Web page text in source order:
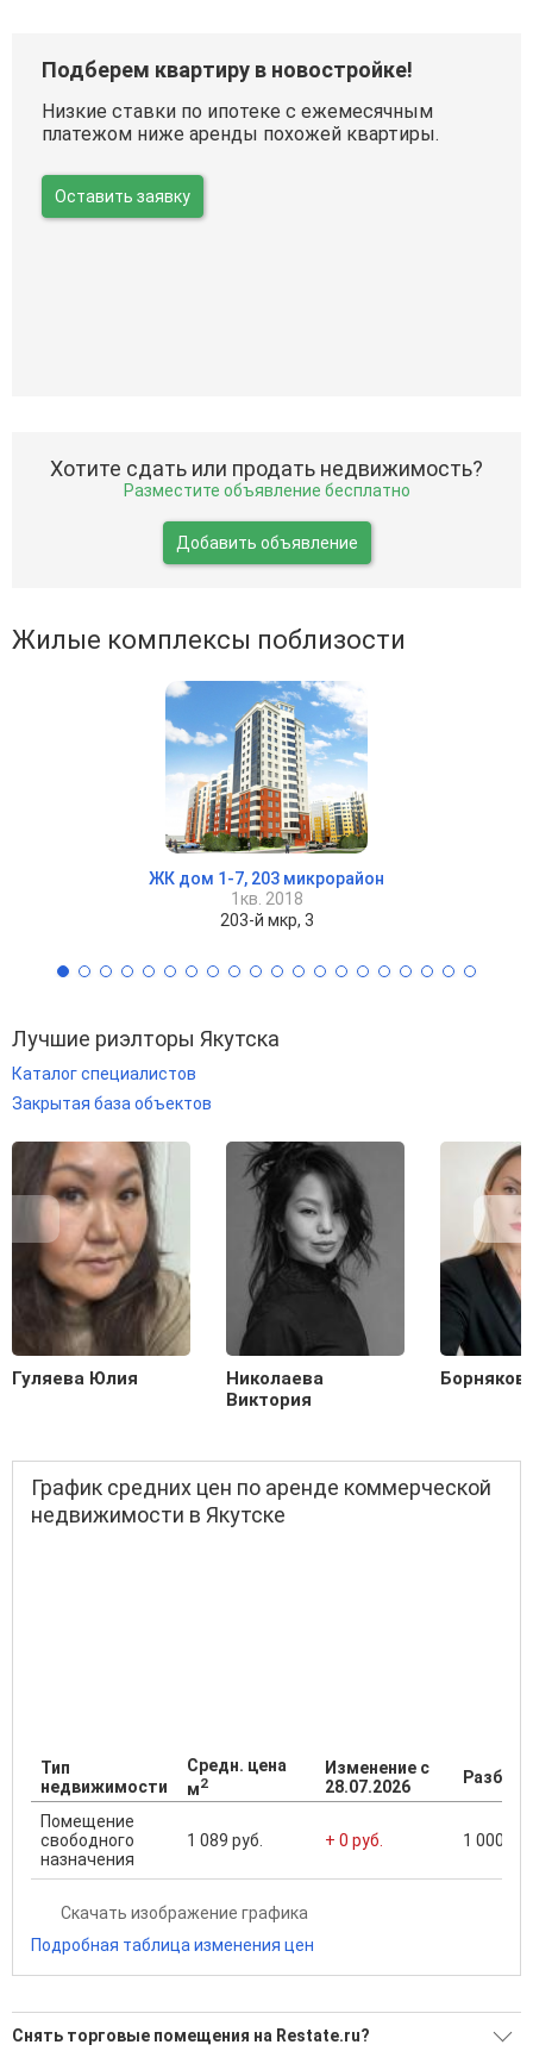
Подберем квартиру в новостройке!
Низкие ставки по ипотеке с ежемесячным
платежом ниже аренды похожей квартиры.
Оставить заявку
Хотите сдать или продать недвижимость?
Разместите объявление бесплатно
Добавить объявление
Жилые комплексы поблизости
ЖК дом 1-7, 203 микрорайон
1кв. 2018
203-й мкр, 3
Лучшие риэлторы Якутска
Каталог специалистов
Закрытая база объектов
Гуляева Юлия
Николаева
Виктория
График средних цен по аренде коммерческой
недвижимости в Якутске
Тип
недвижимости
Средн. цена
м2
Изменение с
28.07.2026
Помещение
свободного
назначения
1 089 руб. + 0 руб. 1 000 ...
Скачать изображение графика
Подробная таблица изменения цен
Снять торговые помещения на Restate.ru?